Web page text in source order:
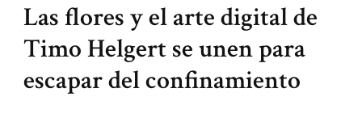
Las flores y el arte digital de
Timo Helgert se unen para
escapar del confinamiento